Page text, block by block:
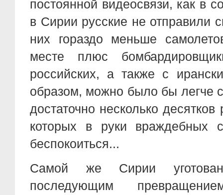
постоянной видеосвязи, как в
в Сирии русские не отправили
них гораздо меньше
месте плюс
российских, а также с
образом, можно было бы легче
достаточно несколько
которых в руки
беспокоиться...
Самой же Сирии
последующим